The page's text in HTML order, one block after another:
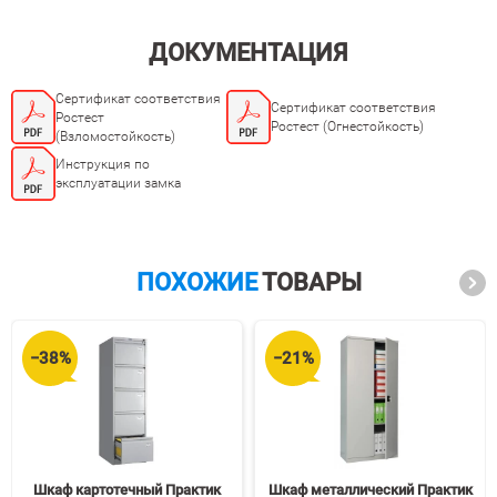
ДОКУМЕНТАЦИЯ
Сертификат соответствия
Ростест
(Взломостойкость)
Сертификат соответствия
Ростест (Огнестойкость)
Инструкция по
эксплуатации замка
ПОХОЖИЕТОВАРЫ
−38%
Шкаф картотечный Практик
−21%
Шкаф металлический Практик